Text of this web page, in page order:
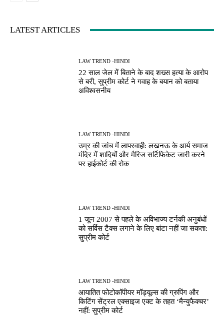
LATEST ARTICLES
LAW TREND -HINDI
22 साल जेल में बिताने के बाद शख्स हत्या के आरोप
से बरी, सुप्रीम कोर्ट ने गवाह के बयान को बताया
अविश्वसनीय
LAW TREND -HINDI
उम्र की जांच में लापरवाही: लखनऊ के आर्य समाज
मंदिर में शादियों और मैरिज सर्टिफिकेट जारी करने
पर हाईकोर्ट की रोक
LAW TREND -HINDI
1 जून 2007 से पहले के अविभाज्य टर्नकी अनुबंधों
को सर्विस टैक्स लगाने के लिए बांटा नहीं जा सकता:
सुप्रीम कोर्ट
LAW TREND -HINDI
आयातित फोटोकॉपीयर मॉड्यूल्स की ग्रुपिंग और
किटिंग सेंट्रल एक्साइज एक्ट के तहत ‘मैन्युफैक्चर’
नहीं: सुप्रीम कोर्ट